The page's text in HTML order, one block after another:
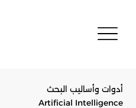
Artificial Intelligence
أدوات وأساليب البحث